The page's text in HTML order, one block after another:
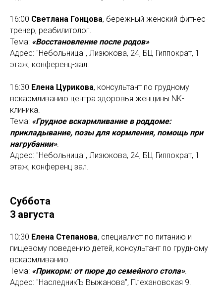
16:00 Светлана Гонцова, бережный женский фитнес-
тренер, реабилитолог.
Тема: «Восстановление после родов»
Адрес: "Небольница", Лизюкова, 24, БЦ Гиппократ, 1
этаж, конференц-зал.
16:30 Елена Цурикова, консультант по грудному
вскармливанию центра здоровья женщины NK-
клиника.
Тема: «Грудное вскармливание в роддоме:
прикладывание, позы для кормления, помощь при
нагрубании».
Адрес: "Небольница", Лизюкова, 24, БЦ Гиппократ, 1
этаж, конференц зал.
Суббота
3 августа
10:30 Елена Степанова, специалист по питанию и
пищевому поведению детей, консультант по грудному
вскармливанию.
Тема: «Прикорм: от пюре до семейного стола».
Адрес: "НаследникЪ Выжанова", Плехановская 9.